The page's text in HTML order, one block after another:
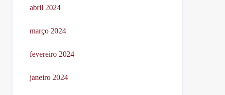
abril 2024
março 2024
fevereiro 2024
janeiro 2024